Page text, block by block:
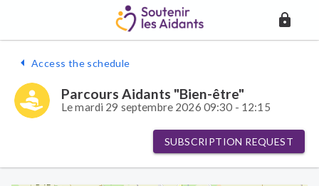
Access the schedule
Parcours Aidants "Bien-être"
Le mardi 29 septembre 2026 09:30 - 12:15
SUBSCRIPTION REQUEST